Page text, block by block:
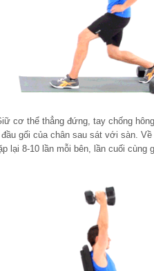
cơ thể thẳng đứng, tay chống
gối của chân sau sát với sàn.
lại 8-10 lần mỗi bên, lần cuối cùng